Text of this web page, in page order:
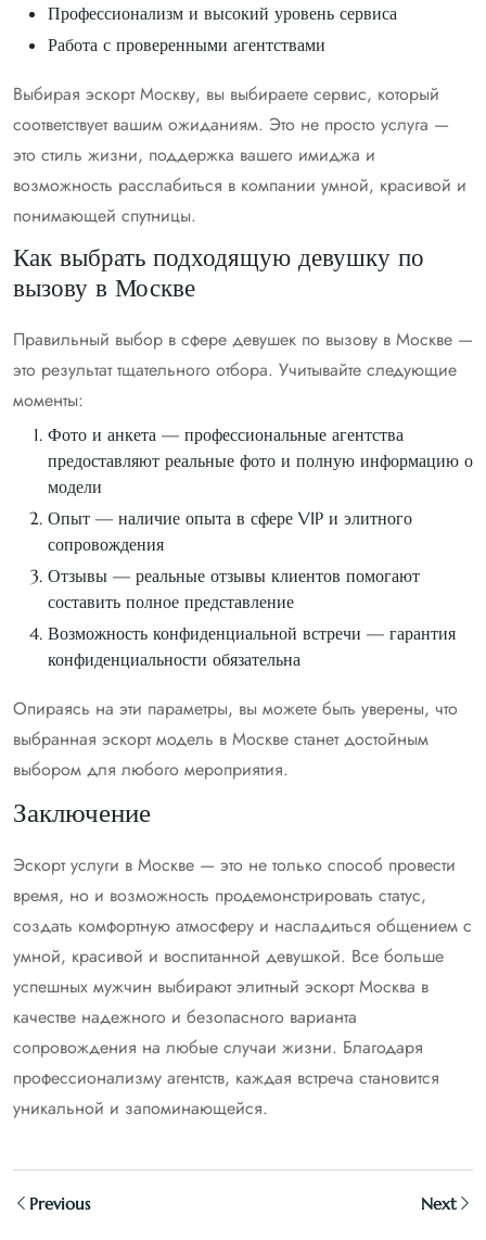
Профессионализм и высокий уровень сервиса
Работа с проверенными агентствами
Выбирая эскорт Москву, вы выбираете сервис, который
соответствует вашим ожиданиям. Это не просто услуга —
это стиль жизни, поддержка вашего имиджа и
возможность расслабиться в компании умной, красивой и
понимающей спутницы.
Как выбрать подходящую девушку по
вызову в Москве
Правильный выбор в сфере девушек по вызову в Москве —
это результат тщательного отбора. Учитывайте следующие
моменты:
Фото и анкета — профессиональные агентства
предоставляют реальные фото и полную информацию о
модели
Опыт — наличие опыта в сфере VIP и элитного
сопровождения
Отзывы — реальные отзывы клиентов помогают
составить полное представление
Возможность конфиденциальной встречи — гарантия
конфиденциальности обязательна
Опираясь на эти параметры, вы можете быть уверены, что
выбранная эскорт модель в Москве станет достойным
выбором для любого мероприятия.
Заключение
Эскорт услуги в Москве — это не только способ провести
время, но и возможность продемонстрировать статус,
создать комфортную атмосферу и насладиться общением с
умной, красивой и воспитанной девушкой. Все больше
успешных мужчин выбирают элитный эскорт Москва в
качестве надежного и безопасного варианта
сопровождения на любые случаи жизни. Благодаря
профессионализму агентств, каждая встреча становится
уникальной и запоминающейся.
Previous Next